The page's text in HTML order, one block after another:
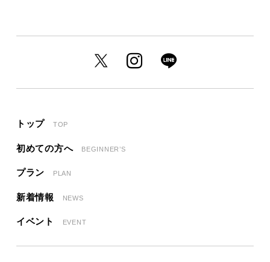
トップ TOP
初めての方へ BEGINNER’S
プラン PLAN
新着情報 NEWS
イベント EVENT